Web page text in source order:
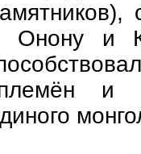
Онону и
и